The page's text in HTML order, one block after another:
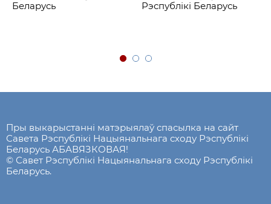
Беларусь
Рэспублікі Беларусь
Пры выкарыстанні матэрыялаў спасылка на сайт
Савета Рэспублікі Нацыянальнага сходу Рэспублікі
Беларусь АБАВЯЗКОВАЯ!
© Савет Рэспублікі Нацыянальнага сходу Рэспублікі
Беларусь.